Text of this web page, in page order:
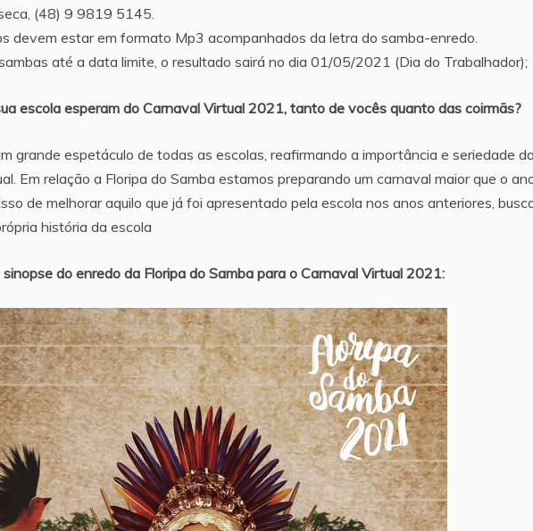
(48) 9 9819 5145.
devem estar em formato Mp3 acompanhados da letra do samba-enredo.
até a data limite, o resultado sairá no dia 01/05/2021 (Dia do Trabalhador);
escola esperam do Carnaval Virtual 2021, tanto de vocês quanto das coirmãs?
grande espetáculo de todas as escolas, reafirmando a importância e seriedade da
Em relação a Floripa do Samba estamos preparando um carnaval maior que o
de melhorar aquilo que já foi apresentado pela escola nos anos anteriores,
história da escola
do enredo da Floripa do Samba para o Carnaval Virtual 2021: